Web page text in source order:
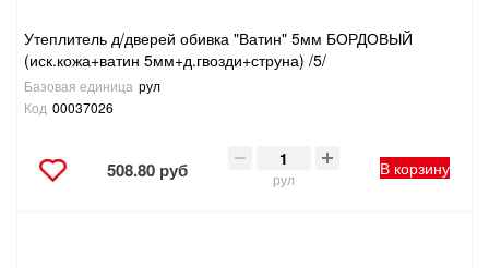
Утеплитель д/дверей обивка "Ватин" 5мм БОРДОВЫЙ
(иск.кожа+ватин 5мм+д.гвозди+струна) /5/
Базовая единица рул
Код 00037026
508.80 руб рул
В корзину